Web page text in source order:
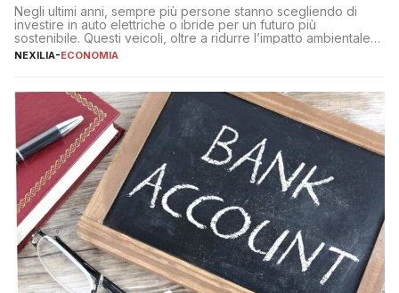
Negli ultimi anni, sempre più persone stanno scegliendo di
investire in auto elettriche o ibride per un futuro più
sostenibile. Questi veicoli, oltre a ridurre l’impatto ambientale,
offrono vantaggi economici a lungo termine, come minori costi
fare se non […]
NEXILIA-ECONOMIA